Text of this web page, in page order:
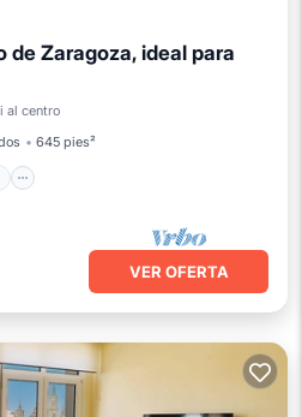
de Zaragoza, ideal para
al centro
645 pies²
Internet
VER OFERTA